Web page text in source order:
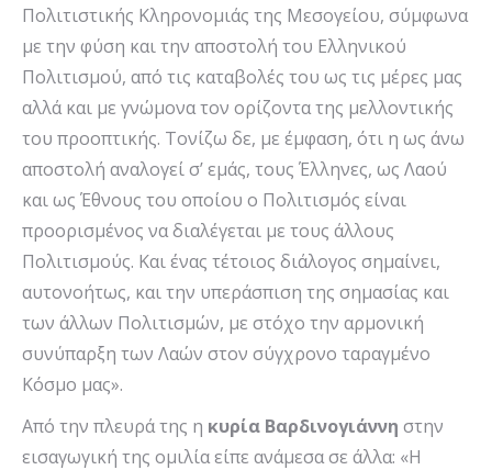
Πολιτιστικής Κληρονομιάς της Μεσογείου, σύμφωνα
με την φύση και την αποστολή του Ελληνικού
Πολιτισμού, από τις καταβολές του ως τις μέρες μας
αλλά και με γνώμονα τον ορίζοντα της μελλοντικής
του προοπτικής. Τονίζω δε, με έμφαση, ότι η ως άνω
αποστολή αναλογεί σ’ εμάς, τους Έλληνες, ως Λαού
και ως Έθνους του οποίου ο Πολιτισμός είναι
προορισμένος να διαλέγεται με τους άλλους
Πολιτισμούς. Και ένας τέτοιος διάλογος σημαίνει,
αυτονοήτως, και την υπεράσπιση της σημασίας και
των άλλων Πολιτισμών, με στόχο την αρμονική
συνύπαρξη των Λαών στον σύγχρονο ταραγμένο
Κόσμο μας».
Από την πλευρά της η κυρία Βαρδινογιάννη στην
εισαγωγική της ομιλία είπε ανάμεσα σε άλλα: «Η